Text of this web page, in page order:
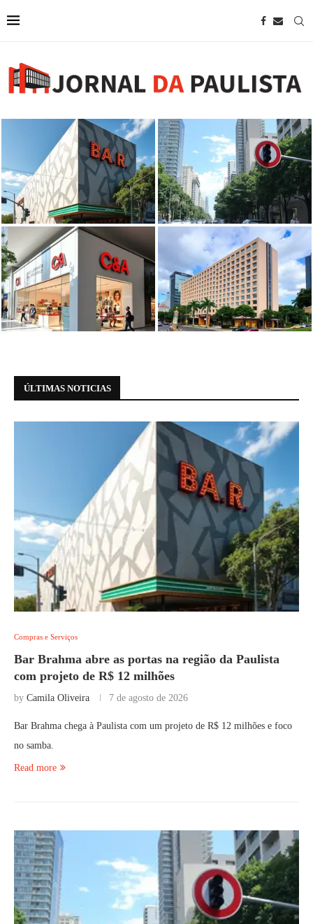
Bar Brahma abre as portas na
região da Paulista com projeto
de...
SP restringe uso de som na
Avenida Paulista
C&A abrirá nova unidade na
Avenida Paulista em agosto, em
meio à...
Wyndham anuncia novo hotel em
São Paulo próximo à Avenida
Paulista
ÚLTIMAS NOTICIAS
Compras e Serviços
Bar Brahma abre as portas na região da Paulista
com projeto de R$ 12 milhões
by Camila Oliveira 7 de agosto de 2026
Bar Brahma chega à Paulista com um projeto de R$ 12 milhões e foco
no samba.
Read more